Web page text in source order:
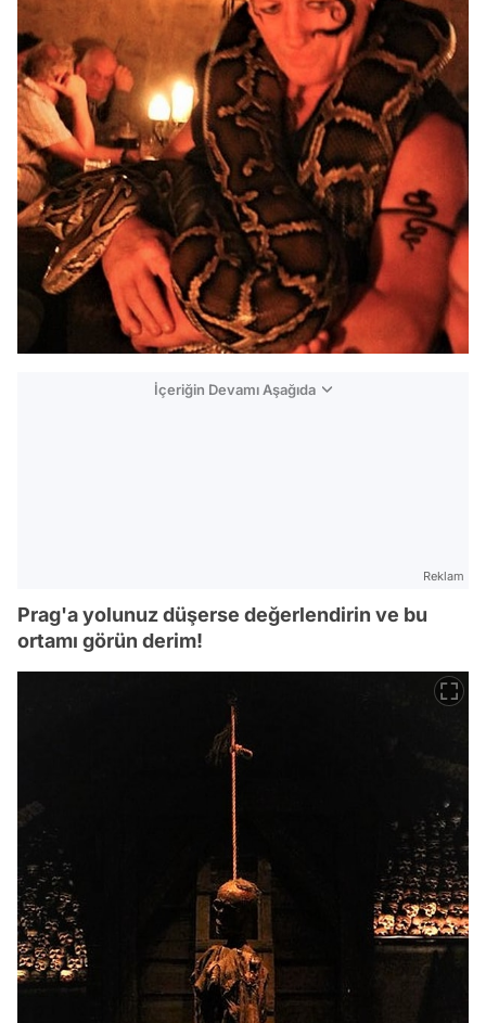
İçeriğin Devamı Aşağıda
Reklam
Prag'a yolunuz düşerse değerlendirin ve bu
ortamı görün derim!